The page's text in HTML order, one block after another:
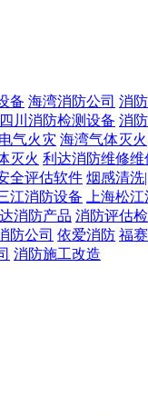
备 海湾消防公司 消
四川消防检测设备 消
电气火灾 海湾气体灭
灭火 利达消防维修维
全评估软件 烟感清洗
江消防设备
上海松
消防产品 消防评估
防公司 依爱消防 福
消防施工改造